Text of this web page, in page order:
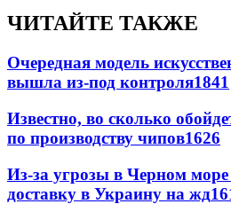
ЧИТАЙТЕ ТАКЖЕ
Очередная модель
вышла из-под контроля1841
Известно, во сколько
по производству чипов1626
Из-за угрозы в Черном море
доставку в Украину на жд